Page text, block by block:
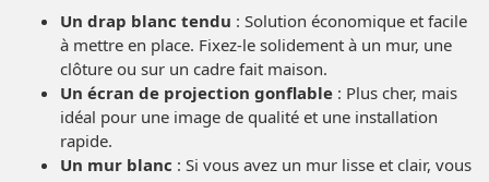
Un drap blanc tendu : Solution économique et facile
à mettre en place. Fixez-le solidement à un mur, une
clôture ou sur un cadre fait maison.
Un écran de projection gonflable : Plus cher, mais
idéal pour une image de qualité et une installation
rapide.
Un mur blanc : Si vous avez un mur lisse et clair, vous